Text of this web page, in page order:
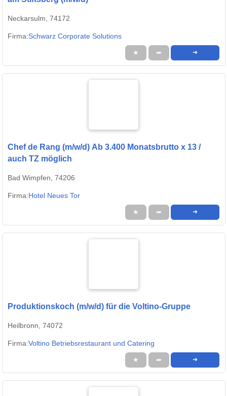
Neckarsulm, 74172
Firma:Schwarz Corporate Solutions
★ ➦ ➜
Chef de Rang (m/w/d) Ab 3.400 Monatsbrutto x 13 /
auch TZ möglich
Bad Wimpfen, 74206
Firma:Hotel Neues Tor
★ ➦ ➜
Produktionskoch (m/w/d) für die Voltino-Gruppe
Heilbronn, 74072
Firma:Voltino Betriebsrestaurant und Catering
★ ➦ ➜